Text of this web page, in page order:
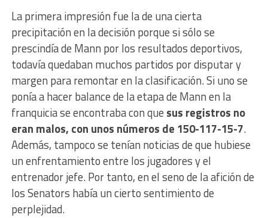
La primera impresión fue la de una cierta
precipitación en la decisión porque si sólo se
prescindía de Mann por los resultados deportivos,
todavía quedaban muchos partidos por disputar y
margen para remontar en la clasificación. Si uno se
ponía a hacer balance de la etapa de Mann en la
franquicia se encontraba con que sus registros no
eran malos, con unos números de 150-117-15-7.
Además, tampoco se tenían noticias de que hubiese
un enfrentamiento entre los jugadores y el
entrenador jefe. Por tanto, en el seno de la afición de
los Senators había un cierto sentimiento de
perplejidad.